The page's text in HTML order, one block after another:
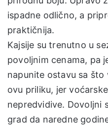
ispadne odlično, a
praktičnija.
Kajsije su trenutno u
povoljnim cenama, pa
napunite ostavu sa
ovu priliku, jer
nepredvidive. Dovoljni
grad da naredne